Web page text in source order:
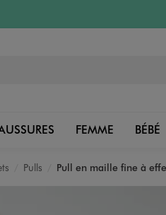
FEMME BÉBÉ
Pulls Pull en maille fine à